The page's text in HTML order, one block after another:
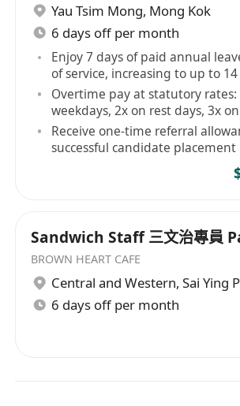
Yau Tsim Mong, Mong Kok
6 days off per month
Enjoy 7 days of paid annual
of service, increasing to up to
Overtime pay at statutory rates:
weekdays, 2x on rest days, 3x
holidays
Receive one-time referral
successful candidate placement
Sandwich Staff 三文治專員
BROWN HEART CAFE
Central and Western, Sai Ying
6 days off per month